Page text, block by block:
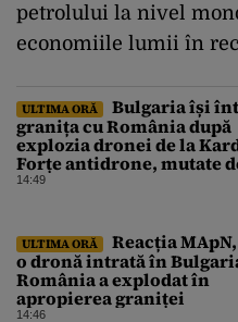
petrolului la nivel
economiile lumii în
ULTIMA ORĂ
Bulgaria își
granița cu România după
explozia dronei de la
Forțe antidrone, mutate
frontiera cu Turcia
14:49
ULTIMA ORĂ
Reacția
o dronă intrată în
România a explodat în
apropierea graniței
14:46